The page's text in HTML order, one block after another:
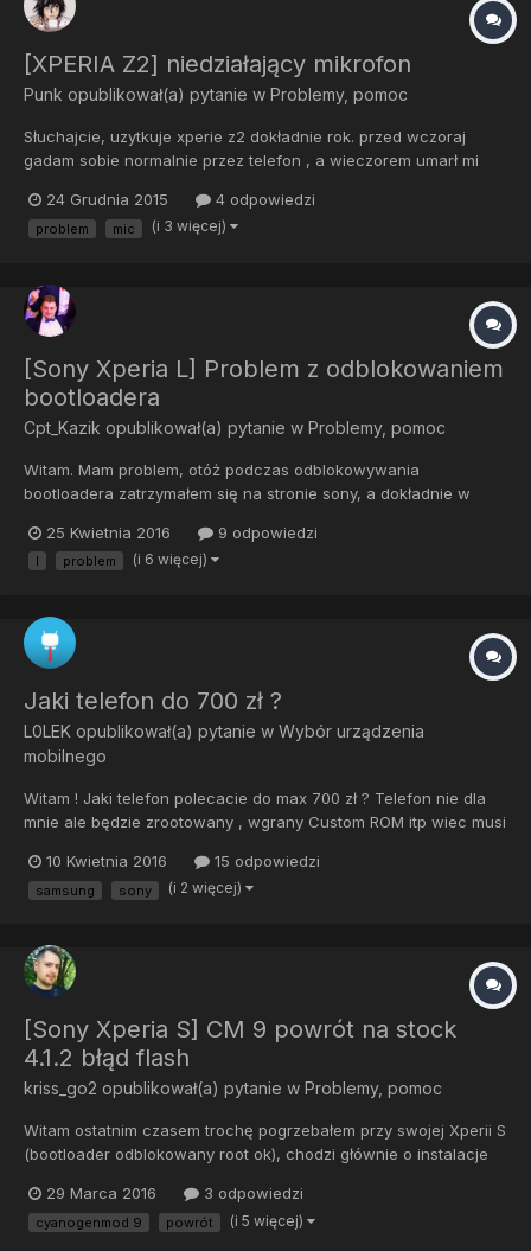
[XPERIA Z2] niedziałający mikrofon
Punk opublikował(a) pytanie w Problemy, pomoc
Słuchajcie, uzytkuje xperie z2 dokładnie rok. przed wczoraj
gadam sobie normalnie przez telefon , a wieczorem umarł mi
nie jest wina oprogramowania, nawet do stockowego tft kitkata
wracałem i nic, dalej ten sam problem. mam FV na niego. To m...
24 Grudnia 2015 4 odpowiedzi
problem mic (i 3 więcej)
[Sony Xperia L] Problem z odblokowaniem
bootloadera
Cpt_Kazik opublikował(a) pytanie w Problemy, pomoc
Witam. Mam problem, otóż podczas odblokowywania
bootloadera zatrzymałem się na stronie sony, a dokładnie w
tam mojego telefonu. Czy da się jakoś inaczej zdobyć ten kod
odblokowujący ?
25 Kwietnia 2016 9 odpowiedzi
l problem (i 6 więcej)
Jaki telefon do 700 zł ?
L0LEK opublikował(a) pytanie w Wybór urządzenia
mobilnego
Witam ! Jaki telefon polecacie do max 700 zł ? Telefon nie dla
mnie ale będzie zrootowany , wgrany Custom ROM itp wiec musi
10 Kwietnia 2016
15 odpowiedzi
samsung sony (i 2 więcej)
[Sony Xperia S] CM 9 powrót na stock
4.1.2 błąd flash
kriss_go2 opublikował(a) pytanie w Problemy, pomoc
Witam ostatnim czasem trochę pogrzebałem przy swojej Xperii S
(bootloader odblokowany root ok), chodzi głównie o instalacje
lolipop 5.0 lecz zawierał błędy, wróciłem do stocka
(XperiaS_LT26i_6.2.B.1.96) przy pomocy flashtool. Później inny
29 Marca 2016 3 odpowiedzi
cyanogenmod 9 powrót (i 5 więcej)